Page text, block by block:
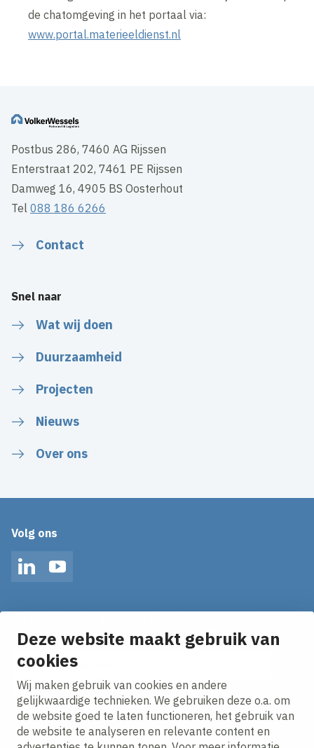
Deze website maakt gebruik van
cookies
Wij maken gebruik van cookies en andere
gelijkwaardige technieken. We gebruiken deze o.a. om
de website goed te laten functioneren, het gebruik van
de website te analyseren en relevante content en
de chatomgeving in het portaal via:
www.portal.materieeldienst.nl
Postbus 286, 7460 AG Rijssen
Enterstraat 202, 7461 PE Rijssen
Damweg 16, 4905 BS Oosterhout
Tel088 186 6266
Contact
Snel naar
Wat wij doen
Duurzaamheid
Projecten
Nieuws
Over ons
Volg ons
LinkedInYouTube
Ontvang onze nieuws alerts in je mailbox!
E-mailadres
Ik ga akkoord met hetprivacy statement.